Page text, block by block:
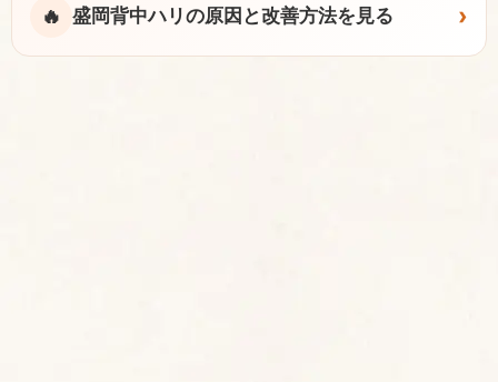
🔥 盛岡背中ハリの原因と改善方法を見る ›